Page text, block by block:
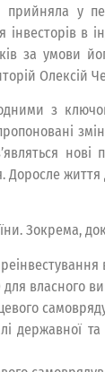
прийняла у
інвесторів в
за умови
Олексій
з
Доросле
Зокрема,
власного
державної